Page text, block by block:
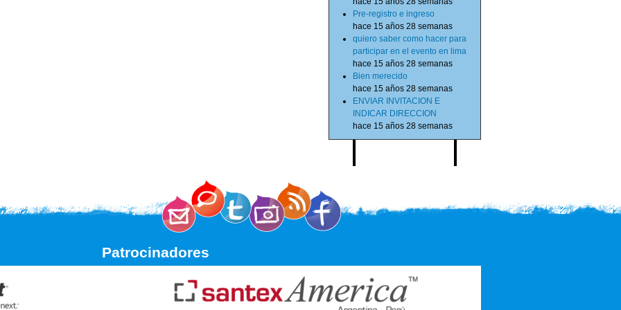
Pre-registro e ingreso
hace 15 años 28 semanas
quiero saber como hacer para
participar en el evento en lima
hace 15 años 28 semanas
Bien merecido
hace 15 años 28 semanas
ENVIAR INVITACION E
INDICAR DIRECCION
hace 15 años 28 semanas
Patrocinadores